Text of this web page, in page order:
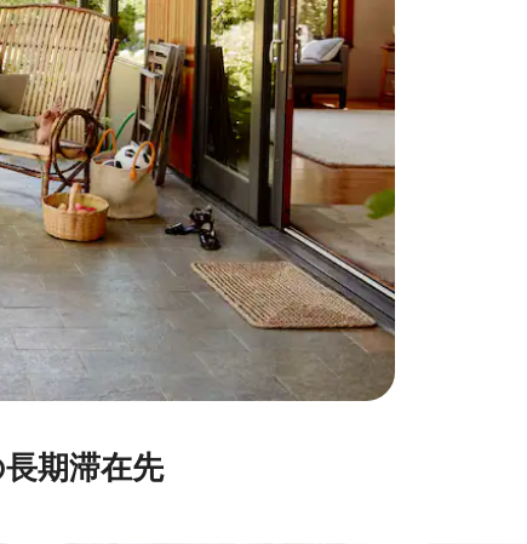
期滞在先